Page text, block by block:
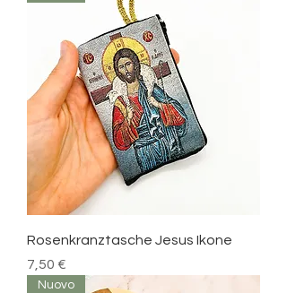
Rosenkranztasche Jesus Ikone
Prezzo
7,50 €
Nuovo